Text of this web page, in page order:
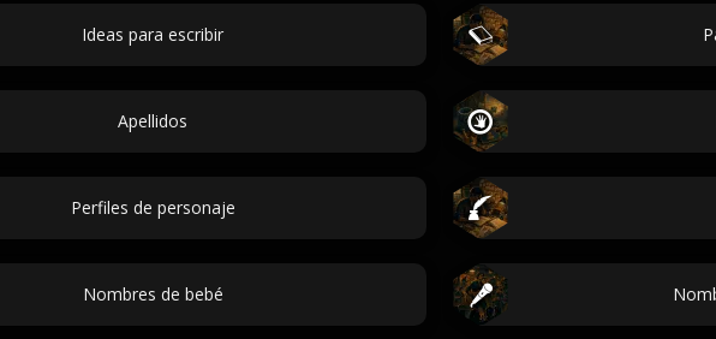
Ideas para escribir
Apellidos
Perfiles de personaje
Nombres de bebé